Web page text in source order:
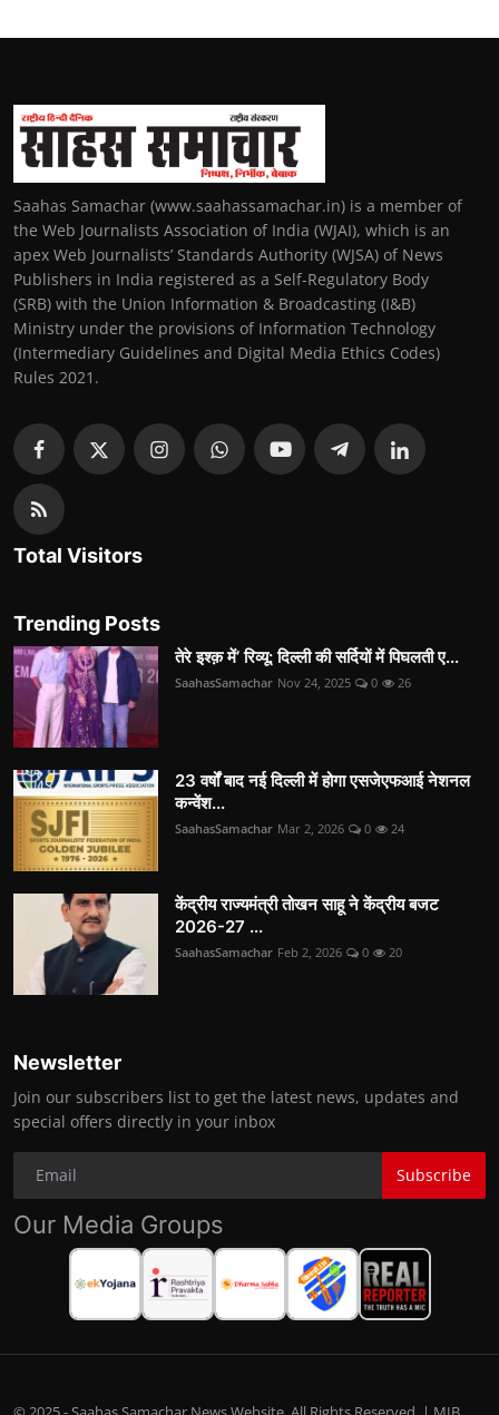
Saahas Samachar (www.saahassamachar.in) is a member of
the Web Journalists Association of India (WJAI), which is an
apex Web Journalists’ Standards Authority (WJSA) of News
Publishers in India registered as a Self-Regulatory Body
(SRB) with the Union Information & Broadcasting (I&B)
Ministry under the provisions of Information Technology
(Intermediary Guidelines and Digital Media Ethics Codes)
Rules 2021.
Total Visitors
Trending Posts
तेरे इश्क़ में’ रिव्यू: दिल्ली की सर्दियों में पिघलती ए...
SaahasSamachar Nov 24, 2025 0 26
23 वर्षों बाद नई दिल्ली में होगा एसजेएफआई नेशनल
कन्वेंश...
SaahasSamachar Mar 2, 2026 0 24
केंद्रीय राज्यमंत्री तोखन साहू ने केंद्रीय बजट
2026-27 ...
SaahasSamachar Feb 2, 2026 0 20
Newsletter
Join our subscribers list to get the latest news, updates and
special offers directly in your inbox
Subscribe
Our Media Groups